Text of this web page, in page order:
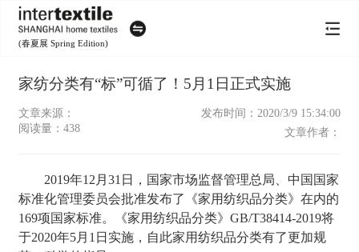
(春夏展 Spring Edition)
家纺分类有“标”可循了！5月1日正式实施
文章来源：
发布时间：2020/3/9 15:34:00
阅读量： 438 文章作者：
2019年12月31日，国家市场监督管理总局、中国国家
标准化管理委员会批准发布了《家用纺织品分类》在内的
169项国家标准。《家用纺织品分类》GB/T38414-2019将
于2020年5月1日实施，自此家用纺织品分类有了更加规